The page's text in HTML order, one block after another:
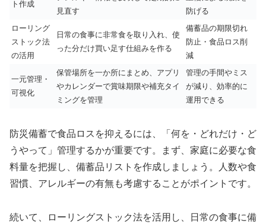
ト作成
見直す
防げる
ローリング
ストック法
の活用
日常の食事に非常食を取り入れ、使
った分だけ買い足す仕組みを作る
備蓄品の期限切れ
防止・食品ロス削
減
一元管理・
可視化
保管場所を一か所にまとめ、アプリ
やカレンダーで賞味期限や補充タイ
ミングを管理
管理の手間やミス
が減り、効率的に
運用できる
防災備蓄で食品ロスを抑えるには、「何を・どれだけ・ど
うやって」管理するかが重要です。まず、家庭に必要な食
料量を把握し、備蓄品リストを作成しましょう。人数や食
習慣、アレルギーの有無も考慮することがポイントです。
続いて、ローリングストック法を活用し、日常の食事に備